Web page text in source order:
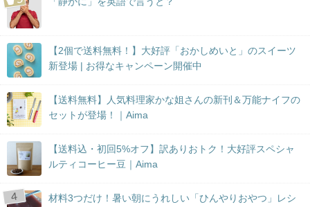
【2個で送料無料！】大好評「おかしめいと」のスイーツ
新登場 | お得なキャンペーン開催中
【送料無料】人気料理家かな姐さんの新刊＆万能ナイフの
セットが登場！｜Aima
【送料込・初回5%オフ】訳ありおトク！大好評スペシャ
ルティコーヒー豆｜Aima
材料3つだけ！暑い朝にうれしい「ひんやりおやつ」レシ